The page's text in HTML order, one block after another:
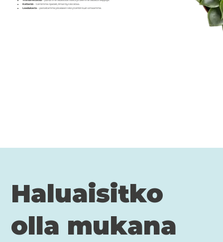
Ketterää– toimimme ripeästi, ilman byrokratiaa.
Laadukasta– panostamme jokaiseen rekrytointiin kuin omaamme.
Haluaisitko
olla mukana